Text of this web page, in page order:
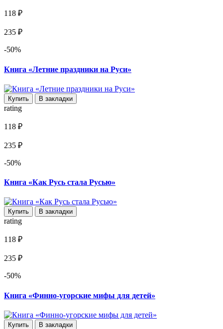
118 ₽
235 ₽
-50%
Книга «Летние праздники на Руси»
Купить В закладки
rating
118 ₽
235 ₽
-50%
Книга «Как Русь стала Русью»
Купить В закладки
rating
118 ₽
235 ₽
-50%
Книга «Финно-угорские мифы для детей»
Купить В закладки